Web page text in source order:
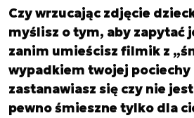
Czy wrzucając zdjęcie
myślisz o tym, aby zapytać
zanim umieścisz filmik z
wypadkiem twojej
zastanawiasz się czy nie
pewno śmieszne tylko dla